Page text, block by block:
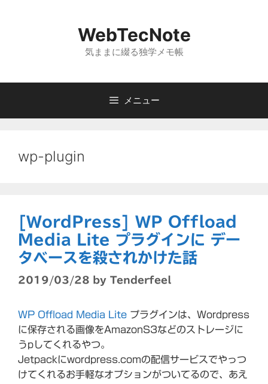
へ
WebTecNote
気ままに綴る独学メモ帳
メニュー
wp-plugin
[WordPress] WP Offload
Media Lite プラグインに デー
タベースを殺されかけた話
2019/03/28 by Tenderfeel
WP Offload Media Lite プラグインは、Wordpress
に保存される画像をAmazonS3などのストレージに
うpしてくれるやつ。
Jetpackにwordpress.comの配信サービスでやっつ
けてくれるお手軽なオプションがついてるので、あえ